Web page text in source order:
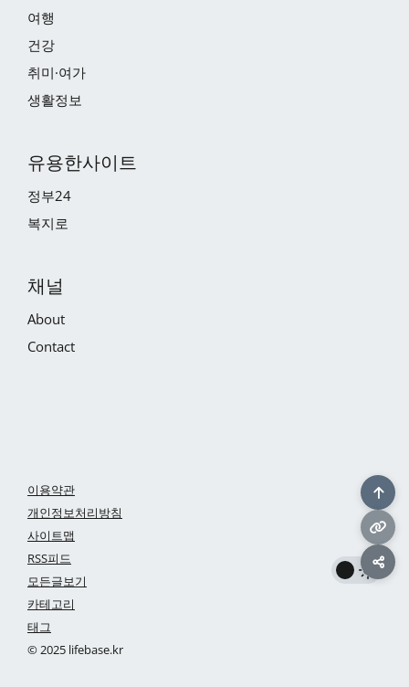
여행
건강
취미·여가
생활정보
유용한사이트
정부24
복지로
채널
About
Contact
이용약관
개인정보처리방침
사이트맵
RSS피드
모든글보기
카테고리
태그
© 2025 lifebase.kr